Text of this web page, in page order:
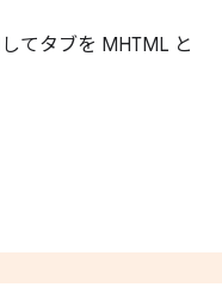
てタブを MHTML と